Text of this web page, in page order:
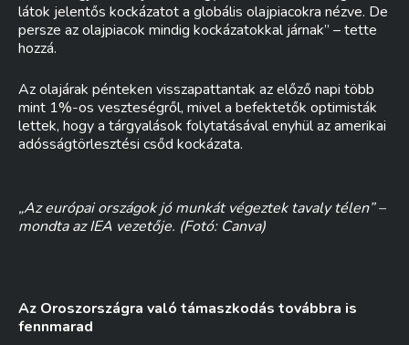
látok jelentős kockázatot a globális olajpiacokra nézve. De
persze az olajpiacok mindig kockázatokkal járnak” – tette
hozzá.
Az olajárak pénteken visszapattantak az előző napi több
mint 1%-os veszteségről, mivel a befektetők optimisták
lettek, hogy a tárgyalások folytatásával enyhül az amerikai
adósságtörlesztési csőd kockázata.
„Az európai országok jó munkát végeztek tavaly télen” –
mondta az IEA vezetője. (Fotó: Canva)
Az Oroszországra való támaszkodás továbbra is
fennmarad